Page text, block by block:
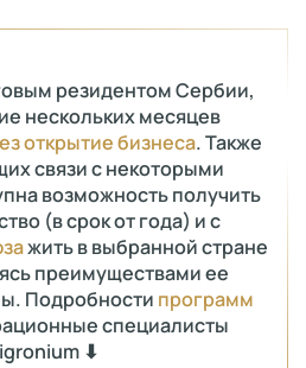
резидентом Сербии,
нескольких месяцев
открытие бизнеса. Также
связи с некоторыми
возможность получить
(в срок от года) и с
жить в выбранной стране
преимуществами ее
Подробности программ
специалисты
⬇